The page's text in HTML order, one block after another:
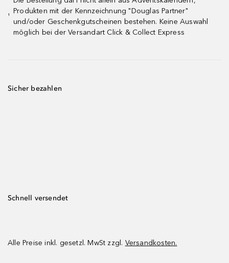
¹
Produkten mit der Kennzeichnung "Douglas Partner"
und/oder Geschenkgutscheinen bestehen. Keine Auswahl
möglich bei der Versandart Click & Collect Express
Sicher bezahlen
Schnell versendet
Alle Preise inkl. gesetzl. MwSt zzgl. Versandkosten.